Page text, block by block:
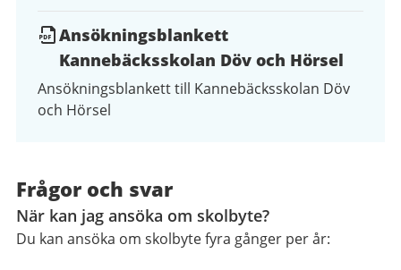
Ansökningsblankett
Kannebäcksskolan Döv och Hörsel
Ansökningsblankett till Kannebäcksskolan Döv
och Hörsel
Frågor och svar
När kan jag ansöka om skolbyte?
Du kan ansöka om skolbyte fyra gånger per år: